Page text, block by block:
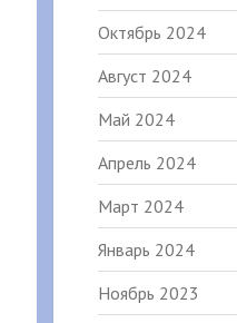
Октябрь 2024
Август 2024
Май 2024
Апрель 2024
Март 2024
Январь 2024
Ноябрь 2023